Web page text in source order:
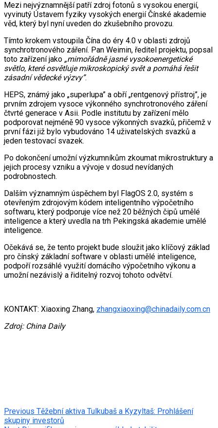
Mezi nejvýznamnější patří zdroj fotonů s vysokou energií,
vyvinutý Ústavem fyziky vysokých energií Čínské akademie
věd, který byl nyní uveden do zkušebního provozu.
Tímto krokem vstoupila Čína do éry 4.0 v oblasti zdrojů
synchrotronového záření. Pan Weimin, ředitel projektu, popsal
toto zařízení jako „mimořádně jasné vysokoenergetické
světlo, které osvětluje mikroskopický svět a pomáhá řešit
zásadní vědecké výzvy”.
HEPS, známý jako „superlupa” a obří „rentgenový přístroj”, je
prvním zdrojem vysoce výkonného synchrotronového záření
čtvrté generace v Asii. Podle institutu by zařízení mělo
podporovat nejméně 90 vysoce výkonných svazků, přičemž v
první fázi již bylo vybudováno 14 uživatelských svazků a
jeden testovací svazek.
Po dokončení umožní výzkumníkům zkoumat mikrostruktury a
jejich procesy vzniku a vývoje v dosud nevídaných
podrobnostech.
Dalším významným úspěchem byl FlagOS 2.0, systém s
otevřeným zdrojovým kódem inteligentního výpočetního
softwaru, který podporuje více než 20 běžných čipů umělé
inteligence a který uvedla na trh Pekingská akademie umělé
inteligence.
Očekává se, že tento projekt bude sloužit jako klíčový základ
pro čínský základní software v oblasti umělé inteligence,
podpoří rozsáhlé využití domácího výpočetního výkonu a
umožní nezávislý a řiditelný rozvoj tohoto odvětví.
KONTAKT: Xiaoxing Zhang, zhangxiaoxing@chinadaily.com.cn
Zdroj: China Daily
Post
Previous Těžební aktiva Tulkubaš a Kyzyltaš: Prohlášení
skupiny investorů